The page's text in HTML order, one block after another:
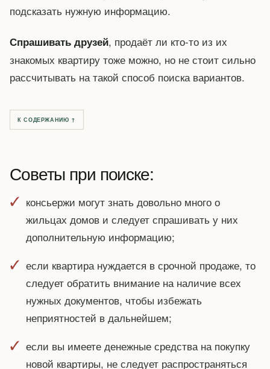
подсказать нужную информацию.
Спрашивать друзей, продаёт ли кто-то из их
знакомых квартиру тоже можно, но не стоит сильно
рассчитывать на такой способ поиска вариантов.
К СОДЕРЖАНИЮ ↑
Советы при поиске:
консьержи могут знать довольно много о
жильцах домов и следует спрашивать у них
дополнительную информацию;
если квартира нуждается в срочной продаже, то
следует обратить внимание на наличие всех
нужных документов, чтобы избежать
неприятностей в дальнейшем;
если вы имеете денежные средства на покупку
новой квартиры, не следует распространяться